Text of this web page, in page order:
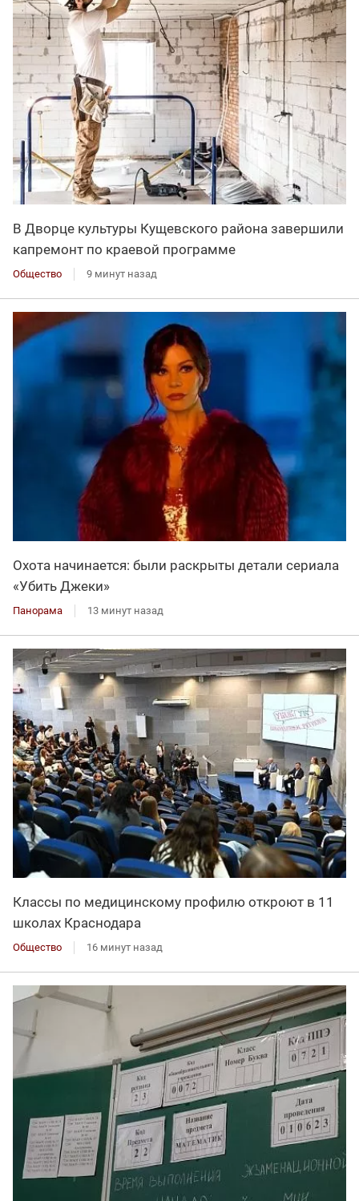
В Дворце культуры Кущевского района завершили
капремонт по краевой программе
Общество 9 минут назад
Охота начинается: были раскрыты детали сериала
«Убить Джеки»
Панорама 13 минут назад
Классы по медицинскому профилю откроют в 11
школах Краснодара
Общество 16 минут назад